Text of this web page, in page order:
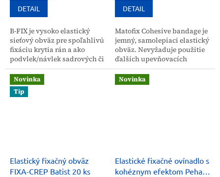
DETAIL
B-FIX je vysoko elastický
sieťový obväz pre spoľahlivú
fixáciu krytia rán a ako
podvlek/návlek sadrových či
zinkoglejových ovínadiel.
Vďaka vysokej priečnej aj
pozdĺžnej...
DETAIL
Matofix Cohesive bandage je
jemný, samolepiaci elastický
obväz. Nevyžaduje použitie
ďalších upevňovacích
prvkov, ako sú spony.
Dokonale sa prispôsobí telu
a neobmedzuje...
Novinka
Tip
Elastický fixačný obväz
FIXA-CREP Batist 20 ks
Novinka
Elastické fixačné ovínadlo s
kohéznym efektom Peha-